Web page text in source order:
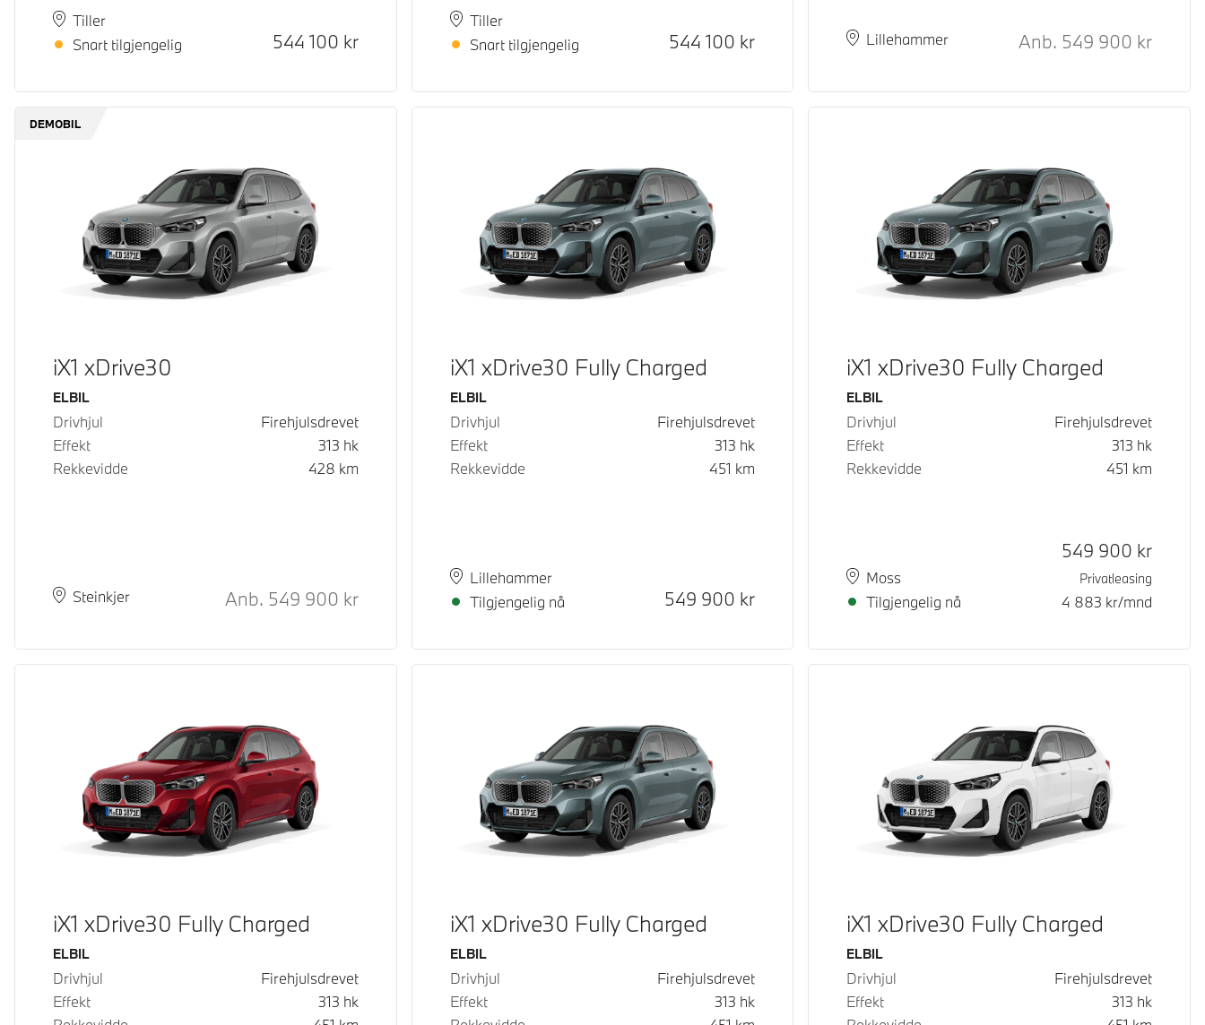
PlassTiller
Leveringstid
Snart tilgjengelig
Kontantpris
544 100 kr
PlassTiller
Leveringstid
Snart tilgjengelig
Kontantpris
544 100 kr PlassLillehammer
Leveringstid Kontantpris
Anb. 549 900 kr
DEMOBIL
iX1 xDrive30
Drivstoff
ELBIL
Drivhjul
Firehjulsdrevet
Effekt
313 hk
Rekkevidde
428 km
PlassSteinkjer
Leveringstid Kontantpris
Anb. 549 900 kr
iX1 xDrive30 Fully Charged
Drivstoff
ELBIL
Drivhjul
Firehjulsdrevet
Effekt
313 hk
Rekkevidde
451 km
PlassLillehammer
Leveringstid
Tilgjengelig nå
Kontantpris
549 900 kr
iX1 xDrive30 Fully Charged
Drivstoff
ELBIL
Drivhjul
Firehjulsdrevet
Effekt
313 hk
Rekkevidde
451 km
PlassMoss
Leveringstid
Tilgjengelig nå
Kontantpris
549 900 kr
Privatleasing
4 883 kr/mnd
iX1 xDrive30 Fully Charged
Drivstoff
ELBIL
Drivhjul
Firehjulsdrevet
Effekt
313 hk
iX1 xDrive30 Fully Charged
Drivstoff
ELBIL
Drivhjul
Firehjulsdrevet
Effekt
313 hk
iX1 xDrive30 Fully Charged
Drivstoff
ELBIL
Drivhjul
Firehjulsdrevet
Effekt
313 hk